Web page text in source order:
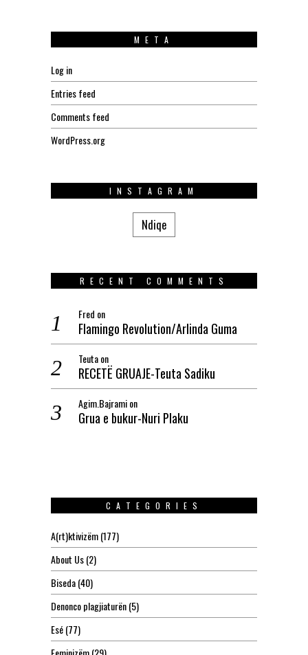
META
Log in
Entries feed
Comments feed
WordPress.org
INSTAGRAM
Ndiqe
RECENT COMMENTS
Fred on
Flamingo Revolution/Arlinda Guma
Teutaon
RECETË GRUAJE-Teuta Sadiku
Agim.Bajramion
Grua e bukur-Nuri Plaku
CATEGORIES
A(rt)ktivizëm(177)
About Us(2)
Biseda(40)
Denonco plagjiaturën(5)
Esé(77)